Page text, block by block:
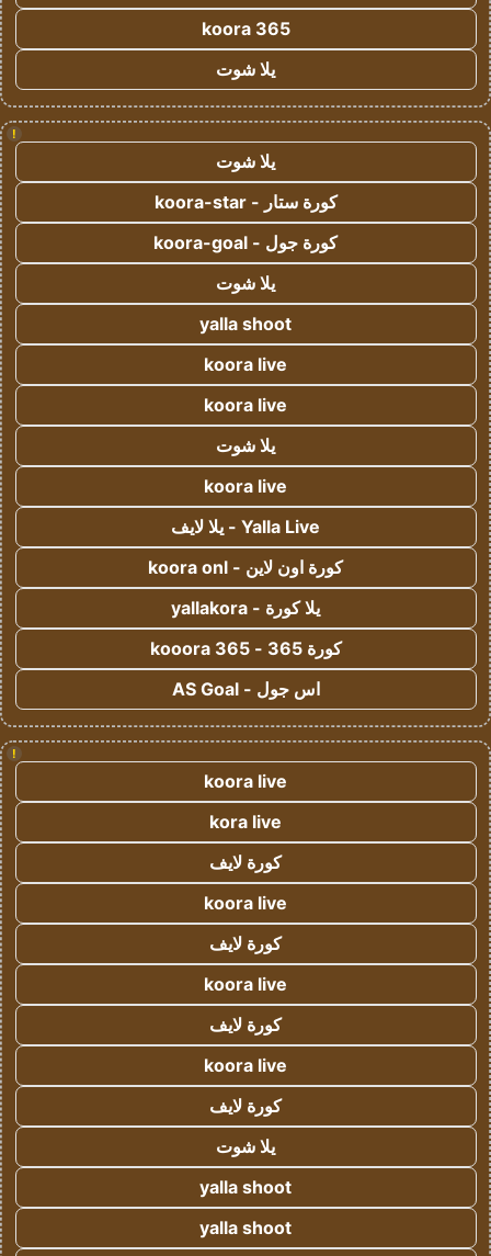
koora 365
يلا شوت
!
يلا شوت
كورة ستار - koora-star
كورة جول - koora-goal
يلا شوت
yalla shoot
koora live
koora live
يلا شوت
koora live
Yalla Live - يلا لايف
كورة اون لاين - koora onl
يلا كورة - yallakora
كورة 365 - kooora 365
اس جول - AS Goal
!
koora live
kora live
كورة لايف
koora live
كورة لايف
koora live
كورة لايف
koora live
كورة لايف
يلا شوت
yalla shoot
yalla shoot